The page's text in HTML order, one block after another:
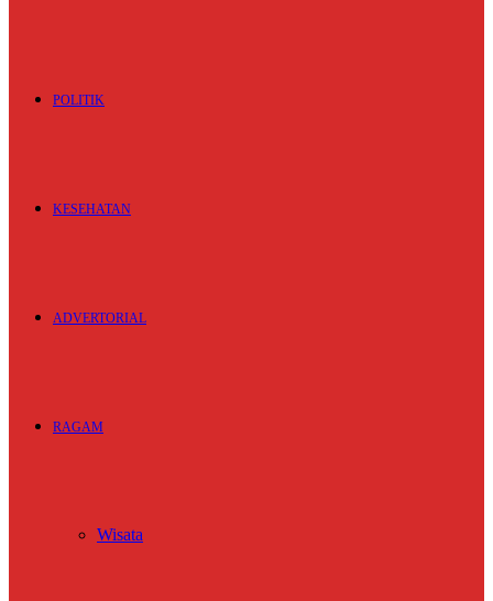
POLITIK
KESEHATAN
ADVERTORIAL
RAGAM
Wisata